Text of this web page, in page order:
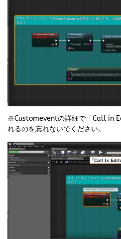
※Customeventの詳細で「Call in
れるのを忘れないでください。